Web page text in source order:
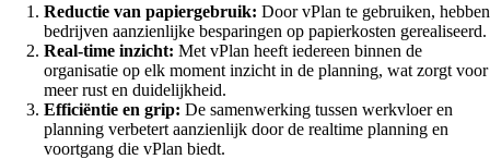
Reductie van papiergebruik: Door vPlan te gebruiken, hebben
bedrijven aanzienlijke besparingen op papierkosten gerealiseerd.
Real-time inzicht: Met vPlan heeft iedereen binnen de
organisatie op elk moment inzicht in de planning, wat zorgt voor
meer rust en duidelijkheid.
Efficiëntie en grip: De samenwerking tussen werkvloer en
planning verbetert aanzienlijk door de realtime planning en
voortgang die vPlan biedt.